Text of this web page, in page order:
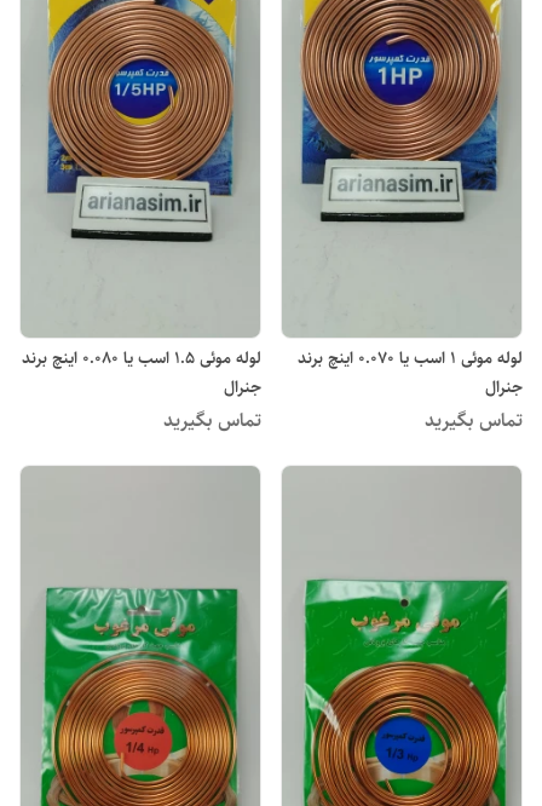
لوله موئی 1 اسب یا 0.070 اینچ برند
جنرال
تماس بگیرید
لوله موئی 1.5 اسب یا 0.080 اینچ برند
جنرال
تماس بگیرید